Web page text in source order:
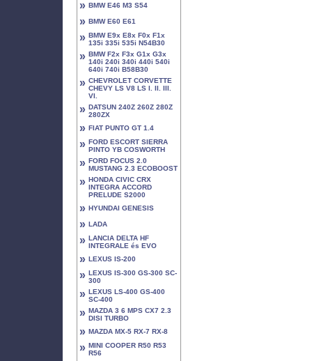
» BMW E46 M3 S54
» BMW E60 E61
» BMW E9x E8x F0x F1x
135i 335i 535i N54B30
» BMW F2x F3x G1x G3x
140i 240i 340i 440i 540i
640i 740i B58B30
» CHEVROLET CORVETTE
CHEVY LS V8 LS I. II. III.
VI.
» DATSUN 240Z 260Z 280Z
280ZX
» FIAT PUNTO GT 1.4
» FORD ESCORT SIERRA
PINTO YB COSWORTH
» FORD FOCUS 2.0
MUSTANG 2.3 ECOBOOST
» HONDA CIVIC CRX
INTEGRA ACCORD
PRELUDE S2000
» HYUNDAI GENESIS
» LADA
» LANCIA DELTA HF
INTEGRALE és EVO
» LEXUS IS-200
» LEXUS IS-300 GS-300 SC-
300
» LEXUS LS-400 GS-400
SC-400
» MAZDA 3 6 MPS CX7 2.3
DISI TURBO
» MAZDA MX-5 RX-7 RX-8
» MINI COOPER R50 R53
R56